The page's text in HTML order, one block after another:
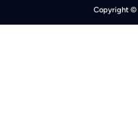
Copyright ©